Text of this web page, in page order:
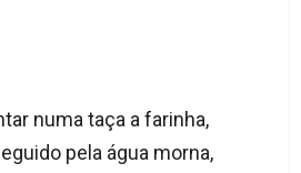
numa taça a farinha,
pela água morna,